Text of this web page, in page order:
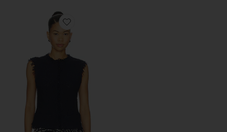
Favorite SHANNY トップ